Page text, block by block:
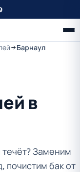
Барнаул
в
течёт? Заменим
почистим бак от